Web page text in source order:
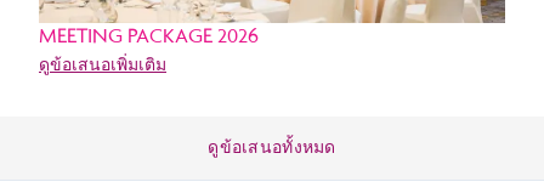
MEETING PACKAGE 2026
ดูข้อเสนอเพิ่มเติม
ดูข้อเสนอทั้งหมด